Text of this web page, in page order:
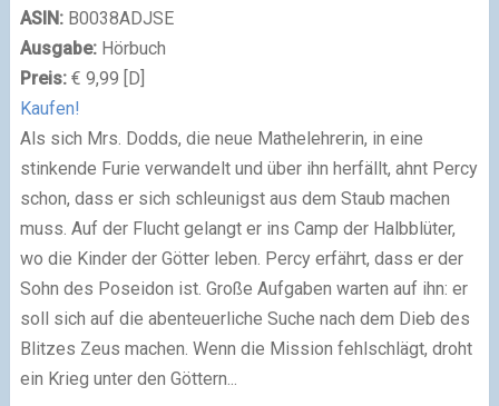
ASIN:B0038ADJSE
Ausgabe:Hörbuch
Preis:€ 9,99 [D]
Kaufen!
Als sich Mrs. Dodds, die neue Mathelehrerin, in eine
stinkende Furie verwandelt und über ihn herfällt, ahnt Percy
schon, dass er sich schleunigst aus dem Staub machen
muss. Auf der Flucht gelangt er ins Camp der Halbblüter,
wo die Kinder der Götter leben. Percy erfährt, dass er der
Sohn des Poseidon ist. Große Aufgaben warten auf ihn: er
soll sich auf die abenteuerliche Suche nach dem Dieb des
Blitzes Zeus machen. Wenn die Mission fehlschlägt, droht
ein Krieg unter den Göttern...